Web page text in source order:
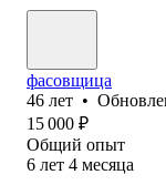
фасовщица
46 лет •
15 000 ₽
Общий опыт
6 лет 4 месяца